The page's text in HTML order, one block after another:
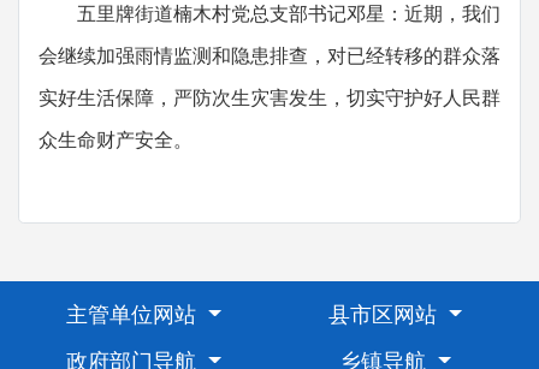
五里牌街道楠木村党总支部书记邓星：近期，我们
会继续加强雨情监测和隐患排查，对已经转移的群众落
实好生活保障，严防次生灾害发生，切实守护好人民群
众生命财产安全。
主管单位网站
县市区网站
政府部门导航
乡镇导航